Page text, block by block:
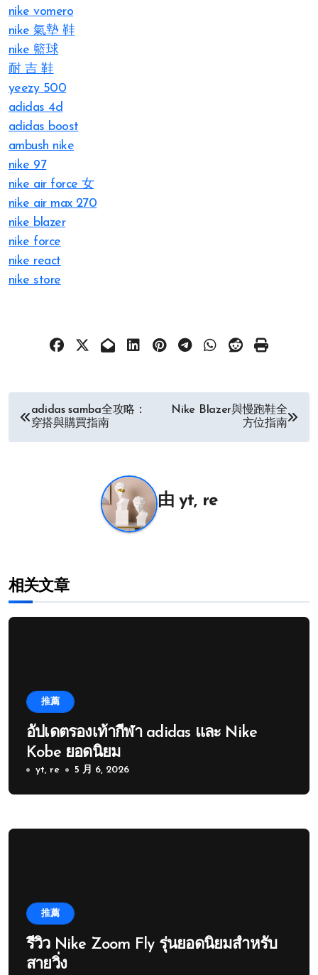
nike vomero
nike 氣墊 鞋
nike 籃球
耐 吉 鞋
yeezy 500
adidas 4d
adidas boost
ambush nike
nike 97
nike air force 女
nike air max 270
nike blazer
nike force
nike react
nike store
文
章
adidas samba全攻略：
穿搭與購買指南
Nike Blazer與慢跑鞋全
方位指南
由yt, re
相关文章
推薦
อัปเดตรองเท้ากีฬา adidas และ Nike
Kobe ยอดนิยม
yt, re 5 月 6, 2026
推薦
รีวิว Nike Zoom Fly รุ่นยอดนิยมสำหรับ
สายวิ่ง